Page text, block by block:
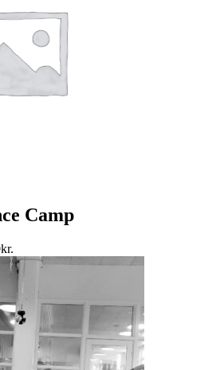
Camp
kr.
400,00kr.
til
800,00kr.